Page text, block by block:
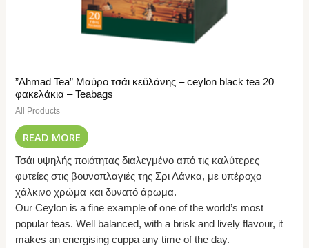
”Ahmad Tea” Μαύρο τσάι κεϋλάνης – ceylon black tea 20
φακελάκια – Teabags
All Products
READ MORE
Τσάι υψηλής ποιότητας διαλεγμένο από τις καλύτερες
φυτείες στις βουνοπλαγιές της Σρι Λάνκα, με υπέροχο
χάλκινο χρώμα και δυνατό άρωμα.
Our Ceylon is a fine example of one of the world’s most
popular teas. Well balanced, with a brisk and lively flavour, it
makes an energising cuppa any time of the day.